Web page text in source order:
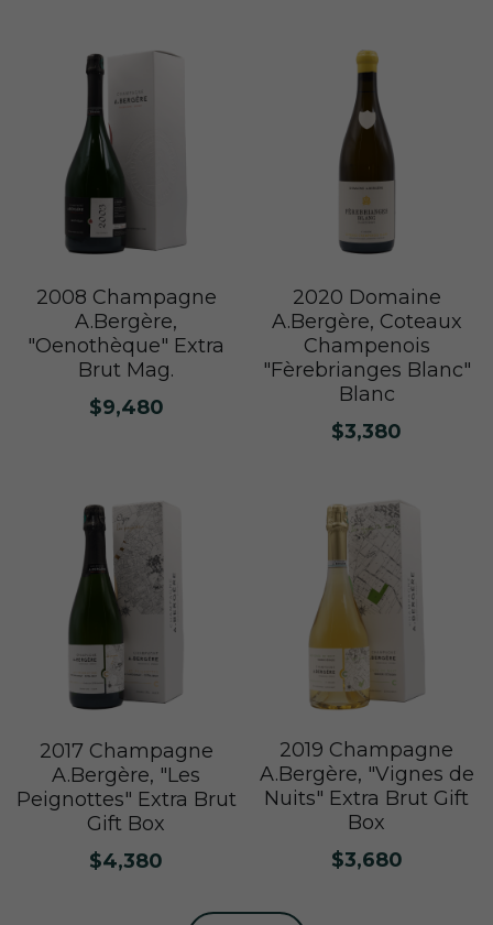
2008 Champagne
A.Bergère,
"Oenothèque" Extra
Brut Mag.
$9,480
2020 Domaine
A.Bergère, Coteaux
Champenois
"Fèrebrianges Blanc"
Blanc
$3,380
2017 Champagne
A.Bergère, "Les
Peignottes" Extra Brut
Gift Box
$4,380
2019 Champagne
A.Bergère, "Vignes de
Nuits" Extra Brut Gift
Box
$3,680